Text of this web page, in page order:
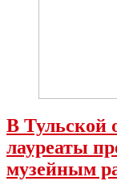
В Тульской
лауреаты
музейным